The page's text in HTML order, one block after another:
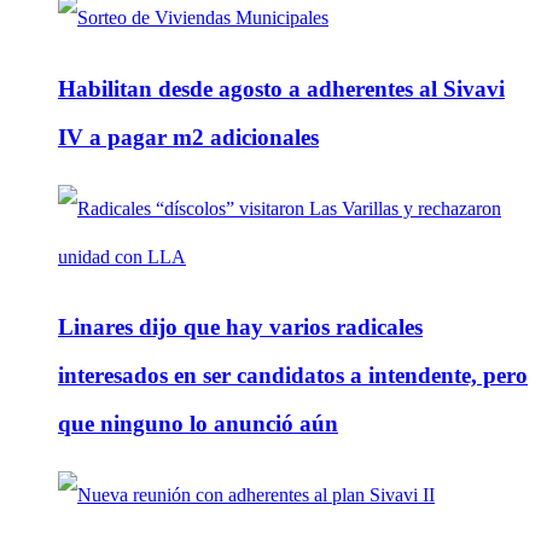
Habilitan desde agosto a adherentes al Sivavi
IV a pagar m2 adicionales
Linares dijo que hay varios radicales
interesados en ser candidatos a intendente, pero
que ninguno lo anunció aún